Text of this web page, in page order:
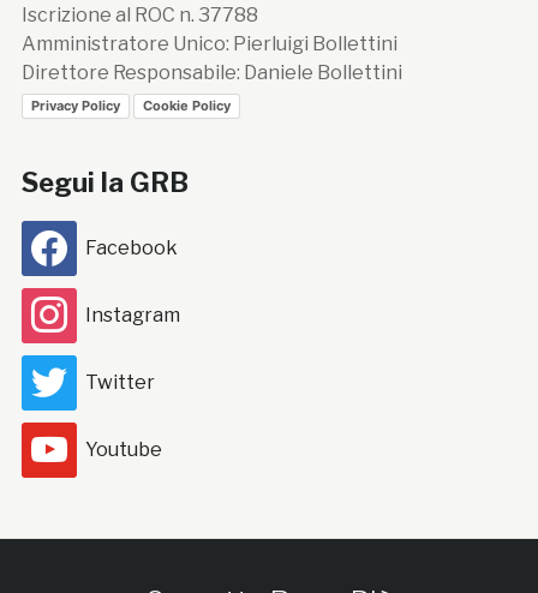
Iscrizione al ROC n. 37788
Amministratore Unico: Pierluigi Bollettini
Direttore Responsabile: Daniele Bollettini
Privacy Policy Cookie Policy
Segui la GRB
Facebook
Instagram
Twitter
Youtube